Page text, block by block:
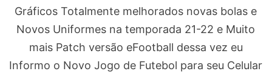
Gráficos Totalmente melhorados novas bolas e
Novos Uniformes na temporada 21-22 e Muito
mais Patch versão eFootball dessa vez eu
Informo o Novo Jogo de Futebol para seu Celular